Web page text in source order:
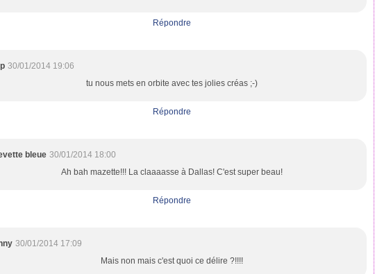
Répondre
30/01/2014 19:06
tu nous mets en orbite avec tes jolies créas ;-)
Répondre
bleue 30/01/2014 18:00
Ah bah mazette!!! La claaaasse à Dallas! C'est super beau!
Répondre
30/01/2014 17:09
Mais non mais c'est quoi ce délire ?!!!!